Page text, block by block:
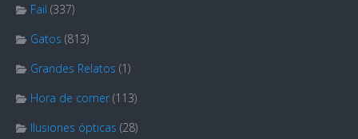
Fail (337)
Gatos (813)
Grandes Relatos (1)
Hora de comer (113)
Ilusiones ópticas (28)